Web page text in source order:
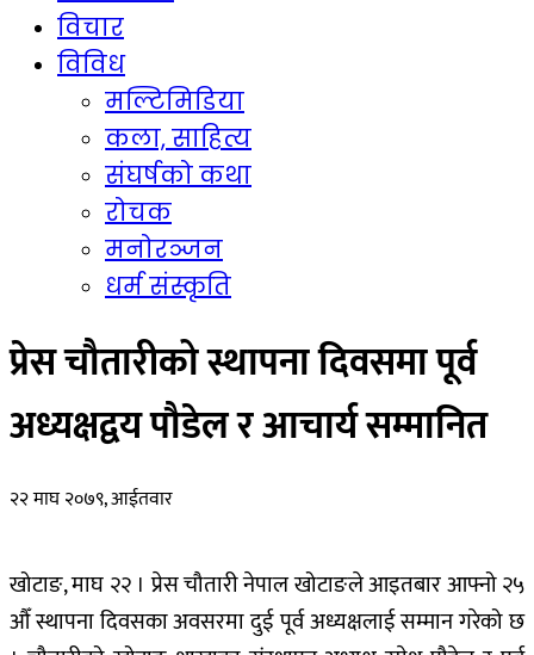
विचार
विविध
मल्टिमिडिया
कला, साहित्य
संघर्षको कथा
रोचक
मनोरञ्जन
धर्म संस्कृति
प्रेस चौतारीको स्थापना दिवसमा पूर्व
अध्यक्षद्वय पौडेल र आचार्य सम्मानित
२२ माघ २०७९, आईतवार
खोटाङ, माघ २२ । प्रेस चौतारी नेपाल खोटाङले आइतबार आफ्नो २५
औँ स्थापना दिवसका अवसरमा दुई पूर्व अध्यक्षलाई सम्मान गरेको छ